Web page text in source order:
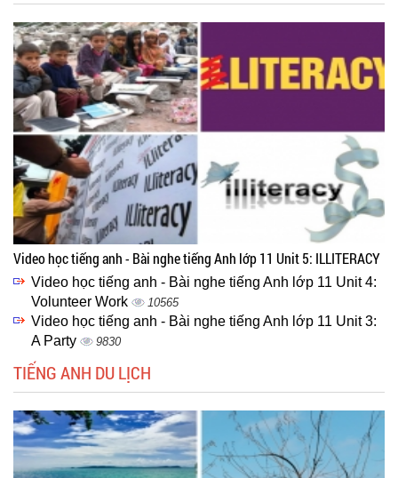
Video học tiếng anh - Bài nghe tiếng Anh lớp 11 Unit 5: ILLITERACY
Video học tiếng anh - Bài nghe tiếng Anh lớp 11 Unit 4:
Volunteer Work
10565
Video học tiếng anh - Bài nghe tiếng Anh lớp 11 Unit 3:
A Party
9830
TIẾNG ANH DU LỊCH